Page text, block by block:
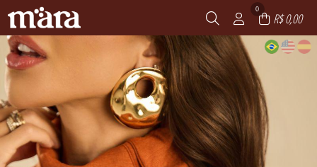
0
R$ 0,00